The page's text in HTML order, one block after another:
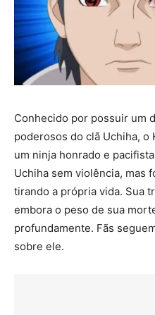
Conhecido por possuir um
poderosos do clã Uchiha, o
um ninja honrado e
Uchiha sem violência, mas
tirando a própria vida. Sua
embora o peso de sua
profundamente. Fãs
sobre ele.